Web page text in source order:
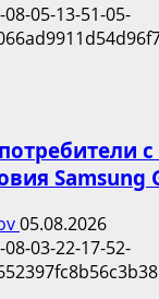
Samsung
05.08.2026